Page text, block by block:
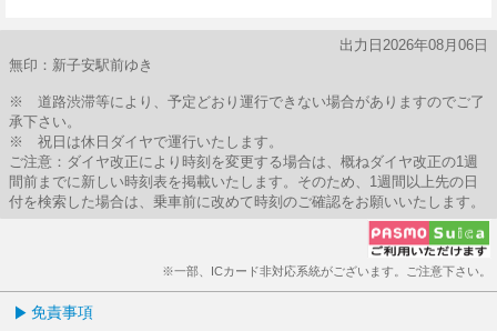
出力日2026年08月06日
無印：新子安駅前ゆき
※ 道路渋滞等により、予定どおり運行できない場合がありますのでご了
承下さい。
※ 祝日は休日ダイヤで運行いたします。
ご注意：ダイヤ改正により時刻を変更する場合は、概ねダイヤ改正の1週
間前までに新しい時刻表を掲載いたします。そのため、1週間以上先の日
付を検索した場合は、乗車前に改めて時刻のご確認をお願いいたします。
※一部、ICカード非対応系統がございます。ご注意下さい。
免責事項